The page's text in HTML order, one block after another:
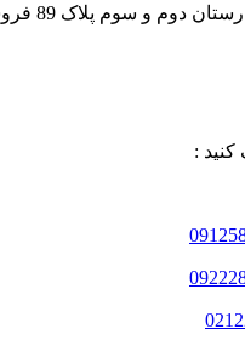
و سوم پلاک 89 فروشگاه منصور
: